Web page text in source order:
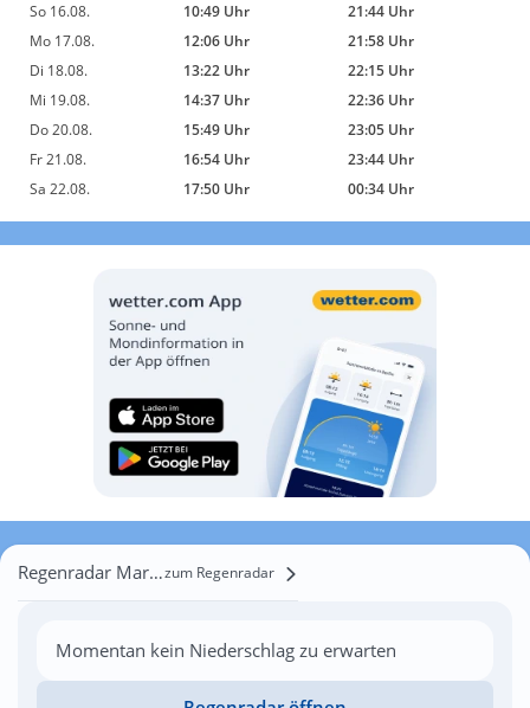
So 16.08.
10:49 Uhr
21:44 Uhr
Mo 17.08.
12:06 Uhr
21:58 Uhr
Di 18.08.
13:22 Uhr
22:15 Uhr
Mi 19.08.
14:37 Uhr
22:36 Uhr
Do 20.08.
15:49 Uhr
23:05 Uhr
Fr 21.08.
16:54 Uhr
23:44 Uhr
Sa 22.08.
17:50 Uhr 00:34 Uhr
Regenradar Markelovka Vtorayazum Regenradar
Momentan kein Niederschlag zu erwarten